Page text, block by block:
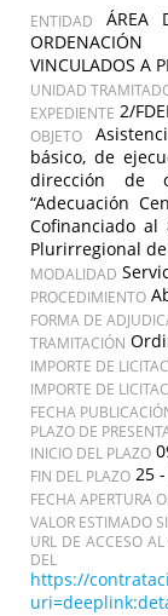
ENTIDAD
ÁREA
VINCULADOS A
UNIDAD
EXPEDIENTE 2/
OBJETO
básico, de
dirección de
“Adecuación
Cofinanciado al
Plurirregional
MODALIDAD
PROCEDIMIENTO
FORMA DE
TRAMITACIÓN
IMPORTE DE
IMPORTE DE
FECHA
PLAZO DE
INICIO DEL PLAZO
FIN DEL PLAZO 25
FECHA APERTURA
VALOR ESTIMADO
URL DE ACCESO
DEL
https://